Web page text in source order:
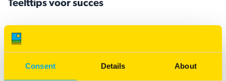
Consent Details About
Teelttips voor succes
Zaai Duet niet dieper dan 0,5 cm